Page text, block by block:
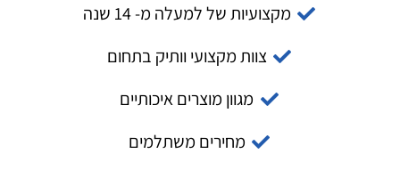
מקצועיות של למעלה מ- 14 שנה
צוות מקצועי וותיק בתחום
מגוון מוצרים איכותיים
מחירים משתלמים